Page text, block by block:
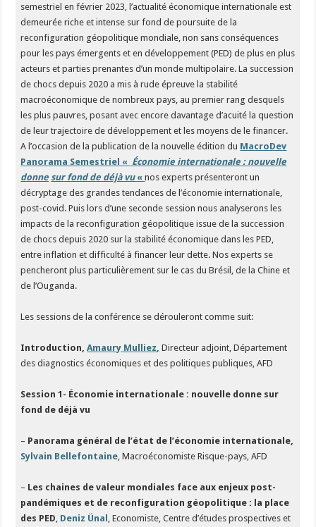
semestriel en février 2023, l’actualité économique internationale est
demeurée riche et intense sur fond de poursuite de la
reconfiguration géopolitique mondiale, non sans conséquences
pour les pays émergents et en développement (PED) de plus en plus
acteurs et parties prenantes d’un monde multipolaire. La succession
de chocs depuis 2020 a mis à rude épreuve la stabilité
macroéconomique de nombreux pays, au premier rang desquels
les plus pauvres, posant avec encore davantage d’acuité la question
de leur trajectoire de développement et les moyens de le financer.
A l’occasion de la publication de la nouvelle édition du MacroDev
Panorama Semestriel « Économie internationale : nouvelle
donne sur fond de déjà vu «nos experts présenteront un
décryptage des grandes tendances de l’économie internationale,
post-covid. Puis lors d’une seconde session nous analyserons les
impacts de la reconfiguration géopolitique issue de la succession
de chocs depuis 2020 sur la stabilité économique dans les PED,
entre inflation et difficulté à financer leur dette. Nos experts se
pencheront plus particulièrement sur le cas du Brésil, de la Chine et
de l’Ouganda.
Les sessions de la conférence se dérouleront comme suit:
Introduction,Amaury Mulliez Directeur adjoint, Département
des diagnostics économiques et des politiques publiques, AFD
Session 1- Économie internationale : nouvelle donne sur
fond de déjà vu
– Panorama général de l’état de l’économie internationale,
Sylvain Bellefontaine , Macroéconomiste Risque-pays, AFD
– Les chaines de valeur mondiales face aux enjeux post-
pandémiques et de reconfiguration géopolitique : la place
des PED Deniz Ünal Economiste, Centre d’études prospectives et